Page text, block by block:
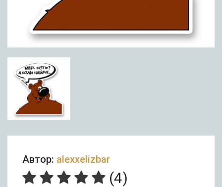
Автор: alexxelizbar
(4)